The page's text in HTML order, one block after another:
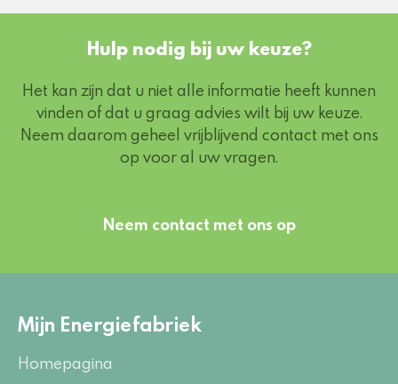
Hulp nodig bij uw keuze?
Het kan zijn dat u niet alle informatie heeft kunnen
vinden of dat u graag advies wilt bij uw keuze.
Neem daarom geheel vrijblijvend contact met ons
op voor al uw vragen.
Neem contact met ons op
Mijn Energiefabriek
Homepagina